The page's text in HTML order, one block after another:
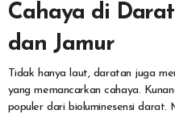
Cahaya di
dan Jamur
Tidak hanya laut, daratan juga
yang memancarkan cahaya.
populer dari bioluminesensi darat.